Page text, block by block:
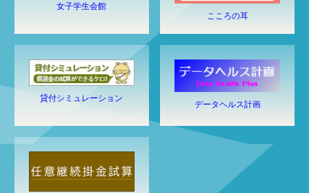
女子学生会館
こころの耳
貸付シミュレーション
データヘルス計画